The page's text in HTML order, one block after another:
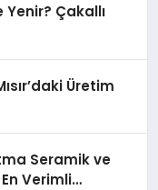
Yenir? Çakallı
Üretim
Seramik ve
Verimli